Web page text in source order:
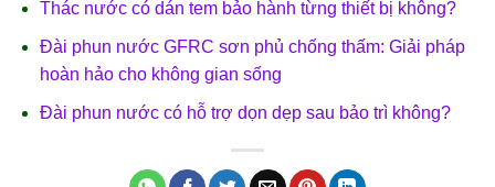
Thác nước có dán tem bảo hành từng thiết bị không?
Đài phun nước GFRC sơn phủ chống thấm: Giải pháp
hoàn hảo cho không gian sống
Đài phun nước có hỗ trợ dọn dẹp sau bảo trì không?